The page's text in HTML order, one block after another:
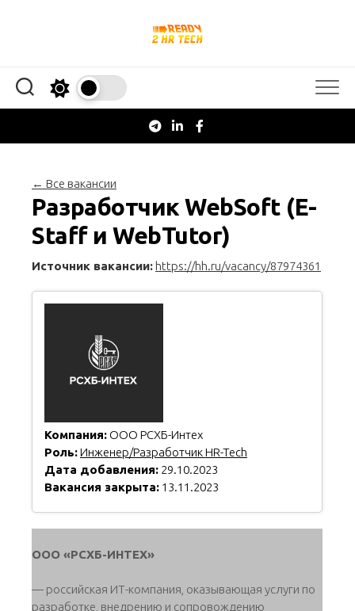
← Все вакансии
Разработчик WebSoft (E-
Staff и WebTutor)
Источник вакансии: https://hh.ru/vacancy/87974361
Компания: ООО РСХБ-Интех
Роль:Инженер/Разработчик HR-Tech
Дата добавления: 29.10.2023
Вакансия закрыта: 13.11.2023
ООО «РСХБ-ИНТЕХ»
— российская ИТ-компания, оказывающая услуги по
разработке, внедрению и сопровождению